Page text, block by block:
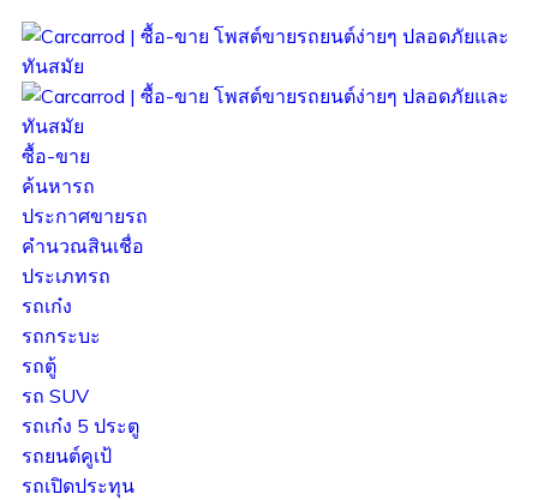
ซื้อ-ขาย
ค้นหารถ
ประกาศขายรถ
คำนวณสินเชื่อ
ประเภทรถ
รถเก๋ง
รถกระบะ
รถตู้
รถ SUV
รถเก๋ง 5 ประตู
รถยนต์คูเป้
รถเปิดประทุน